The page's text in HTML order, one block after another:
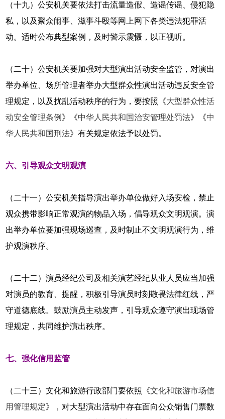
（十九）公安机关要依法打击流量造假、造谣传谣、侵犯隐
私，以及聚众闹事、滋事斗殴等网上网下各类违法犯罪活
动。适时公布典型案例，及时警示震慑，以正视听。
（二十）公安机关要加强对大型演出活动安全监管，对演出
举办单位、场所管理者举办大型群众性演出活动违反安全管
理规定，以及扰乱活动秩序的行为，要按照《大型群众性活
动安全管理条例 》《中华人民共和国治安管理处罚法》《中
华人民共和国刑法》有关规定依法予以处罚。
六、引导观众文明观演
（二十一）公安机关指导演出举办单位做好入场安检，禁止
观众携带影响正常观演的物品入场，倡导观众文明观演。演
出举办单位要加强现场巡查，及时制止不文明观演行为，维
护观演秩序。
（二十二）演员经纪公司及相关演艺经纪从业人员应当加强
对演员的教育、提醒，积极引导演员时刻敬畏法律红线，严
守道德底线。鼓励演员主动发声，引导观众遵守演出现场管
理规定，共同维护演出秩序。
七、强化信用监管
（二十三）文化和旅游行政部门要依照《文化和旅游市场信
用管理规定》，对大型演出活动中存在面向公众销售门票数